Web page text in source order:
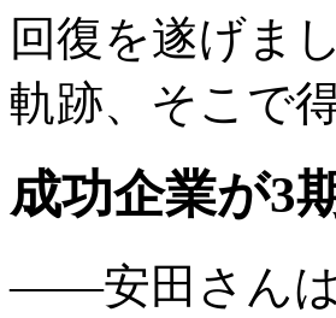
回復を遂げま
軌跡、そこで
成功企業が3
――安田さんは